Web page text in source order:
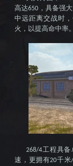
高达650 ，具备强
中远距离交战时
火，以提高命中率。
268/4工程具
速，更拥有20千米